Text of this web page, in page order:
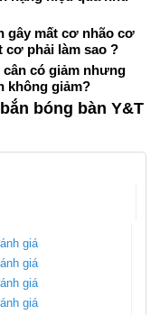
gây mất cơ nhão cơ
cơ phải làm sao ?
cân có giảm nhưng
không giảm?
bóng bàn Y&T
giá
giá
giá
giá